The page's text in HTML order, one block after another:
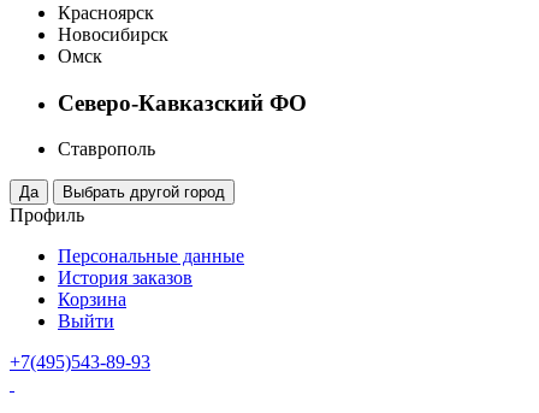
Красноярск
Новосибирск
Омск
Северо-Кавказский ФО
Ставрополь
Профиль
Персональные данные
История заказов
Корзина
Выйти
+7(495)543-89-93